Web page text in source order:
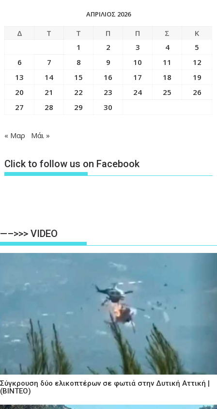
ΑΠΡΊΛΙΟΣ 2026
Δ Τ Τ Π Π Σ
Κ
1
2 3 4
5
6
7 8 9 10 11
12
13
14 15 16 17 18
19
20
21 22 23 24 25
26
27
28 29 30
« Μαρ Μάι »
Click to follow us on Facebook
—–>>> VIDEO
Σύγκρουση δύο ελικοπτέρων σε φωτιά στην Δυτική Αττική |
(ΒΙΝΤΕΟ)